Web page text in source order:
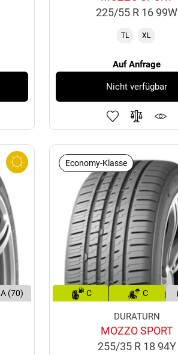
225/55 R 16 99W
TL XL
Auf Anfrage
Nicht verfügbar
A (70)
Economy-Klasse
C C
DURATURN
MOZZO SPORT
255/35 R 18 94Y